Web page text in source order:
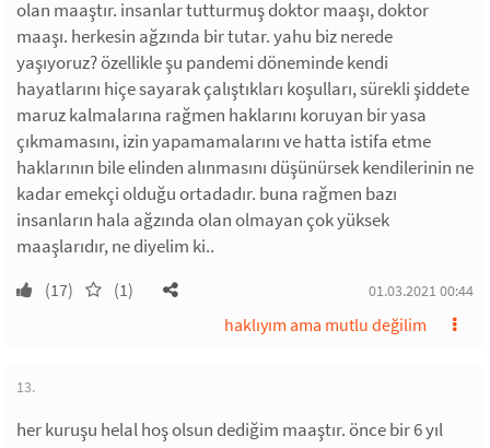
olan maaştır. insanlar tutturmuş doktor maaşı, doktor
maaşı. herkesin ağzında bir tutar. yahu biz nerede
yaşıyoruz? özellikle şu pandemi döneminde kendi
hayatlarını hiçe sayarak çalıştıkları koşulları, sürekli şiddete
maruz kalmalarına rağmen haklarını koruyan bir yasa
çıkmamasını, izin yapamamalarını ve hatta istifa etme
haklarının bile elinden alınmasını düşünürsek kendilerinin ne
kadar emekçi olduğu ortadadır. buna rağmen bazı
insanların hala ağzında olan olmayan çok yüksek
maaşlarıdır, ne diyelim ki..
(17) (1) 01.03.2021 00:44
haklıyım ama mutlu değilim
13.
her kuruşu helal hoş olsun dediğim maaştır. önce bir 6 yıl